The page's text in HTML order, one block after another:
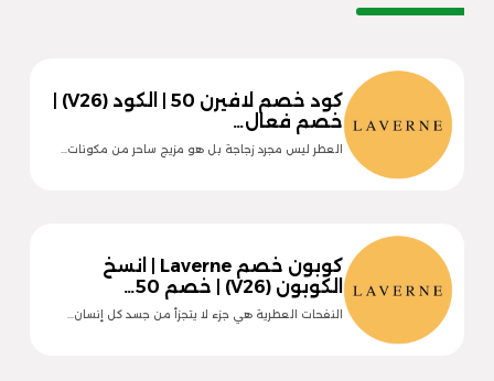
كود خصم لافيرن 50 | الكود (V26) |
خصم فعال…
العطر ليس مجرد زجاجة بل هو مزيج ساحر من مكونات…
كوبون خصم Laverne | انسخ
الكوبون (V26) | خصم 50…
النفحات العطرية هي جزء لا يتجزأ من جسد كل إنسان…